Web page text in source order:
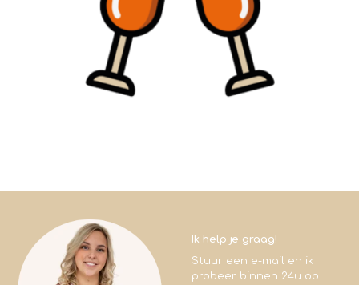
Ik help je graag!
Stuur een e-mail en ik
probeer binnen 24u op